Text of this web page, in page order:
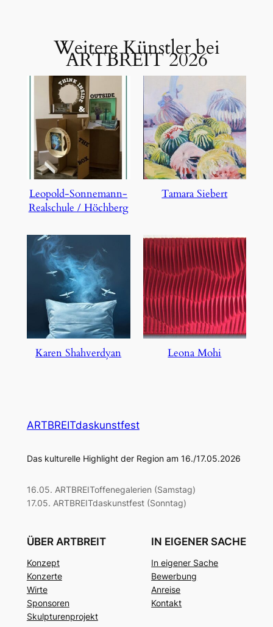
Weitere Künstler bei
ARTBREIT 2026
Leopold-Sonnemann-
Realschule / Höchberg
Tamara Siebert
Karen Shahverdyan Leona Mohi
ARTBREITdaskunstfest
Das kulturelle Highlight der Region am 16./17.05.2026
16.05. ARTBREIToffenegalerien (Samstag)
17.05. ARTBREITdaskunstfest (Sonntag)
ÜBER ARTBREIT
Konzept
Konzerte
Wirte
Sponsoren
Skulpturenprojekt
IN EIGENER SACHE
In eigener Sache
Bewerbung
Anreise
Kontakt